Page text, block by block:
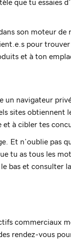
que tu essaies
son moteur
pour
et à ton
un navigateur
sites obtiennent
à cibler tes
Et n’oublie pas
tu as tous les
bas et consulter
commerciaux
rendez-vous